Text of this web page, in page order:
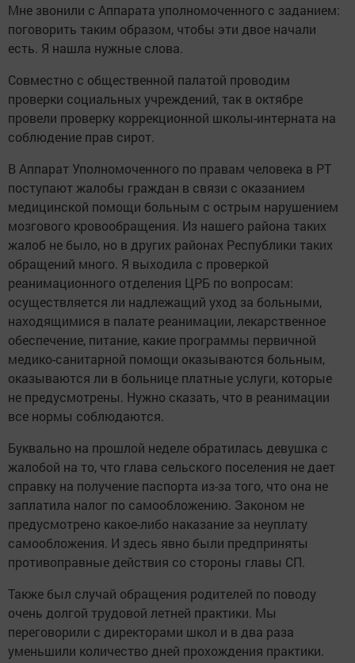
Мне звонили с Аппарата уполномоченного с заданием:
поговорить таким образом, чтобы эти двое начали
есть. Я нашла нужные слова.
Совместно с общественной палатой проводим
проверки социальных учреждений, так в октябре
провели проверку коррекционной школы-интерната на
соблюдение прав сирот.
В Аппарат Уполномоченного по правам человека в РТ
поступают жалобы граждан в связи с оказанием
медицинской помощи больным с острым нарушением
мозгового кровообращения. Из нашего района таких
жалоб не было, но в других районах Республики таких
обращений много. Я выходила с проверкой
реанимационного отделения ЦРБ по вопросам:
осуществляется ли надлежащий уход за больными,
находящимися в палате реанимации, лекарственное
обеспечение, питание, какие программы первичной
медико-санитарной помощи оказываются больным,
оказываются ли в больнице платные услуги, которые
не предусмотрены. Нужно сказать, что в реанимации
все нормы соблюдаются.
Буквально на прошлой неделе обратилась девушка с
жалобой на то, что глава сельского поселения не дает
справку на получение паспорта из-за того, что она не
заплатила налог по самообложению. Законом не
предусмотрено какое-либо наказание за неуплату
самообложения. И здесь явно были предприняты
противоправные действия со стороны главы СП.
Также был случай обращения родителей по поводу
очень долгой трудовой летней практики. Мы
переговорили с директорами школ и в два раза
уменьшили количество дней прохождения практики.